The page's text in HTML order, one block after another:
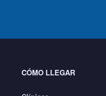
CÓMO LLEGAR